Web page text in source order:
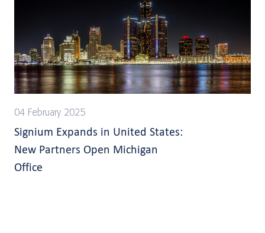
04 February 2025
Signium Expands in United States:
New Partners Open Michigan
Office